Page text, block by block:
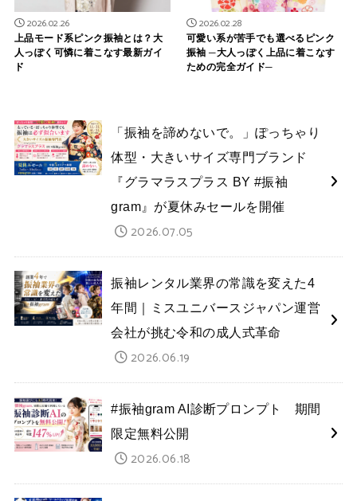
2026.02.26
上品モード系ピンク振袖とは？大
人っぽく可憐に着こなす最新ガイ
ド
2026.02.28
可愛い系が苦手でも選べるピンク
振袖 ─大人っぽく上品に着こなす
ための完全ガイド─
「振袖を諦めないで。」ぽっちゃり
体型・大きいサイズ専門ブランド
『グラマラスプラス BY #振袖
gram』が夏休みセールを開催
2026.07.05
振袖レンタル業界の常識を変えた4
年間｜ミスユニバースジャパン運営
会社が挑む令和の成人式革命
2026.06.19
#振袖gram AI診断プロンプト 期間
限定無料公開
2026.06.18